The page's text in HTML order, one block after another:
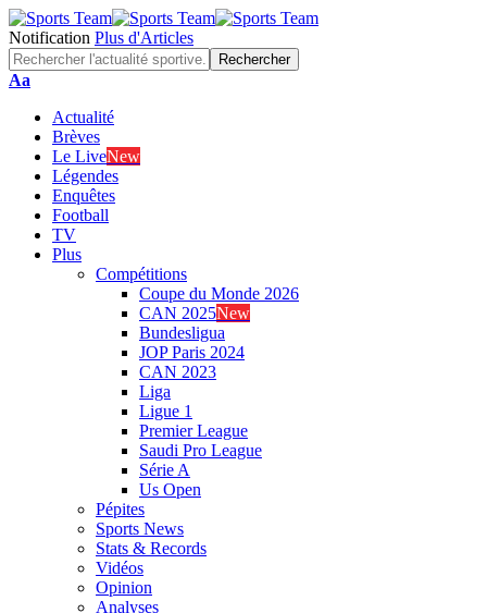
Notification Plus d'Articles
Font
Aa
Actualité
Brèves
Le LiveNew
Légendes
Enquêtes
Football
TV
Plus
Compétitions
Coupe du Monde 2026
CAN 2025New
Bundesligua
JOP Paris 2024
CAN 2023
Liga
Ligue 1
Premier League
Saudi Pro League
Série A
Us Open
Pépites
Sports News
Stats & Records
Vidéos
Opinion
Analyses